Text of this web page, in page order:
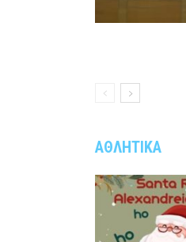
ΑΘΛΗΤΙΚΑ